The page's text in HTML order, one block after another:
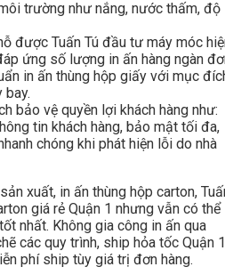
trường như nắng, nước thấm, độ
được Tuấn Tú đầu tư máy móc
ứng số lượng in ấn hàng ngàn
in ấn thùng hộp giấy với mục
bay.
bảo vệ quyền lợi khách hàng như:
tin khách hàng, bảo mật tối đa,
chóng khi phát hiện lỗi do nhà
xuất, in ấn thùng hộp carton,
giá rẻ Quận 1 nhưng vẫn có thể
nhất. Không gia công in ấn qua
các quy trình, ship hỏa tốc Quận 1
phí ship tùy giá trị đơn hàng.